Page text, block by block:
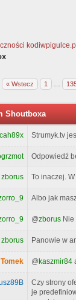
« Wstecz 1
Shoutboxa
Strumyk.tv
Odpowiedź
zborus To inaczej.
Albo jak
@zborus
zborus Panowie w
Tomek @ kaszmir84
Czy strony
je